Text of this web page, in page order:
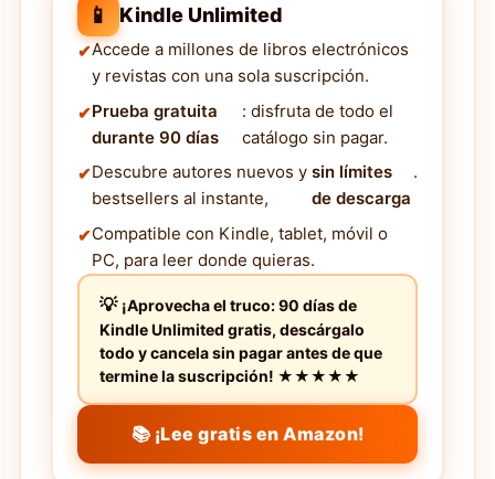
📱 Kindle Unlimited
Accede a millones de libros electrónicos
y revistas con una sola suscripción.
Prueba gratuita
durante 90 días
: disfruta de todo el
catálogo sin pagar.
Descubre autores nuevos y
bestsellers al instante,
sin límites
de descarga
.
Compatible con Kindle, tablet, móvil o
PC, para leer donde quieras.
¡Aprovecha el truco: 90 días de
Kindle Unlimited gratis, descárgalo
todo y cancela sin pagar antes de que
termine la suscripción! ★★★★★
📚 ¡Lee gratis en Amazon!